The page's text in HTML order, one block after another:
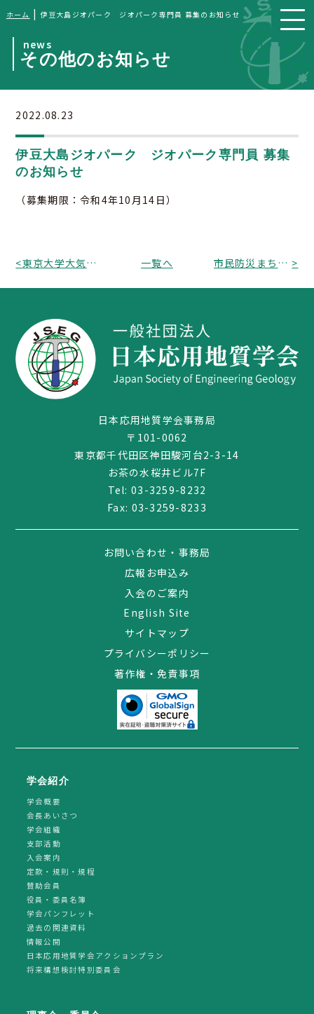
03-3259-8232
ホーム |伊豆大島ジオパーク ジオパーク専門員 募集のお知らせ
news
その他のお知らせ
2022.08.23
伊豆大島ジオパーク ジオパーク専門員 募集
のお知らせ
（募集期限：令和4年10月14日）
< 東京大学大気海洋研究所（AORI）と海洋研究開発機構（JAMSTEC）から海と地球のシンポジウム発表課題の募集お知らせ 一覧へ 市民防災まちづくり塾から利根川下流見学会のお知らせ >
日本応用地質学会事務局
〒101-0062
東京都千代田区神田駿河台2-3-14
お茶の水桜井ビル7F
Tel:03-3259-8232
Fax: 03-3259-8233
お問い合わせ・事務局
広報お申込み
入会のご案内
English Site
サイトマップ
プライバシーポリシー
著作権・免責事項
学会紹介
学会概要
会長あいさつ
学会組織
支部活動
入会案内
定款・規則・規程
賛助会員
役員・委員名簿
学会パンフレット
過去の関連資料
情報公開
日本応用地質学会アクションプラン
将来構想検討特別委員会